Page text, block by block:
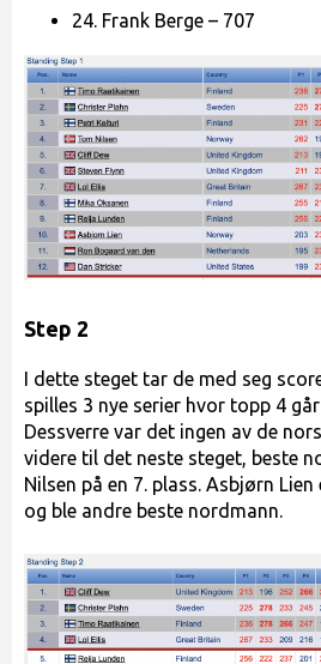
24. Frank Berge – 707
Step 2
I dette steget tar de med seg
spilles 3 nye serier hvor topp 4
Dessverre var det ingen av de
videre til det neste steget, beste
Nilsen på en 7. plass. Asbjørn
og ble andre beste nordmann.